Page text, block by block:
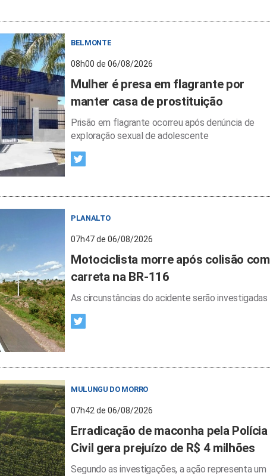
BELMONTE
08h00 de 06/08/2026
Mulher é presa em flagrante por
manter casa de prostituição
Prisão em flagrante ocorreu após denúncia de
exploração sexual de adolescente
PLANALTO
07h47 de 06/08/2026
Motociclista morre após colisão com
carreta na BR-116
As circunstâncias do acidente serão investigadas
MULUNGU DO MORRO
07h42 de 06/08/2026
Erradicação de maconha pela Polícia
Civil gera prejuízo de R$ 4 milhões
Segundo as investigações, a ação representa um